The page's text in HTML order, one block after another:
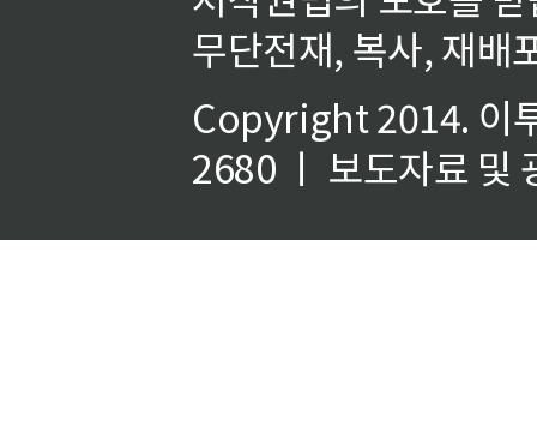
무단전재, 복사, 재배
Copyright 2014. 이
2680 ㅣ 보도자료